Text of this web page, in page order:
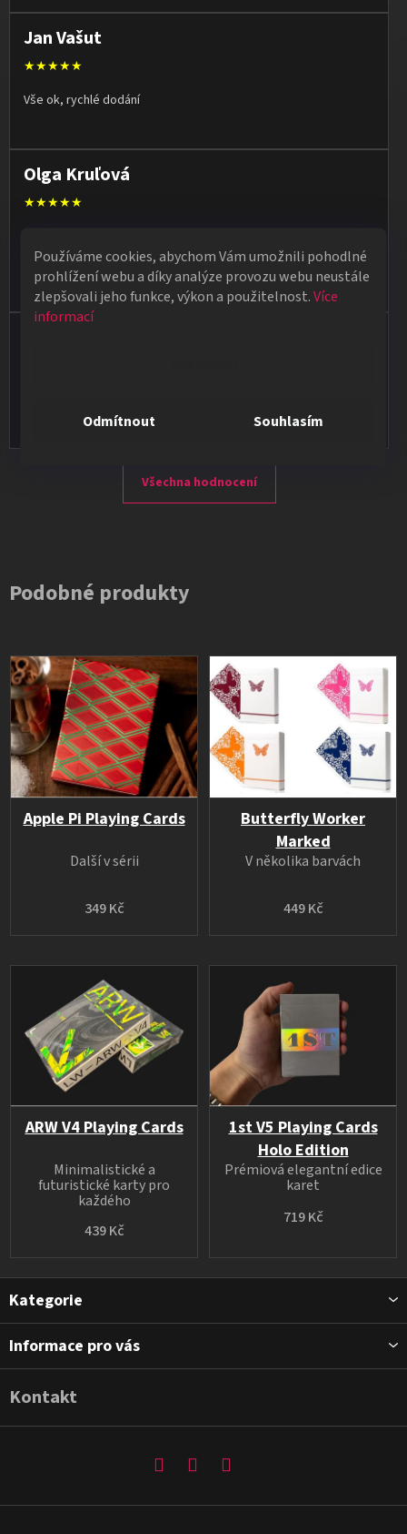
Používáme cookies, abychom Vám umožnili pohodlné
prohlížení webu a díky analýze provozu webu neustále
zlepšovali jeho funkce, výkon a použitelnost.Více
informací
Odmítnout Souhlasím
Jan Vašut
★★★★★
Vše ok, rychlé dodání
Olga Kruľová
★★★★★
perfektně, syn měl velký úspěch s kouzelnickým představením
na školní besídce. Objednávka dorazila po 4 dnech, takže
naprostá spokojenost.
Všechna hodnocení
Podobné produkty
Apple Pi Playing Cards
349 Kč
Další v sérii
Butterfly Worker
Marked
449 Kč
V několika barvách
ARW V4 Playing Cards
439 Kč
Minimalistické a
futuristické karty pro
každého
1st V5 Playing Cards
Holo Edition
719 Kč
Prémiová elegantní edice
karet
Z
p
Kategorie
Informace pro vás
Kontakt